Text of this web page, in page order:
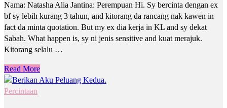
Nama: Natasha Alia Jantina: Perempuan Hi. Sy bercinta dengan ex
bf sy lebih kurang 3 tahun, and kitorang da rancang nak kawen in
fact da minta quotation. But my ex dia kerja in KL and sy dekat
Sabah. What happen is, sy ni jenis sensitive and kuat merajuk.
Kitorang selalu …
Read More
Percintaan